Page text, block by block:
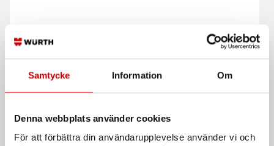
Samtycke Information Om
Denna webbplats använder cookies
För att förbättra din användarupplevelse använder vi och
Insexnyckelsats Würth
med kula
Insexnyckelsats RW